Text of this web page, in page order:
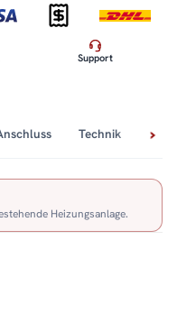
Support
Technik
Heizungsanlage.